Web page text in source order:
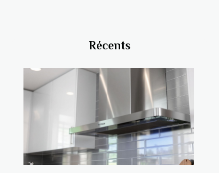
Récents